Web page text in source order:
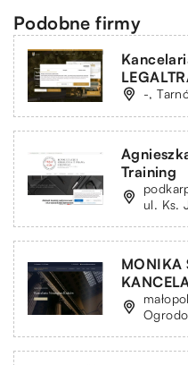
Podobne firmy
-,
Training
ul. Ks.
MONIKA